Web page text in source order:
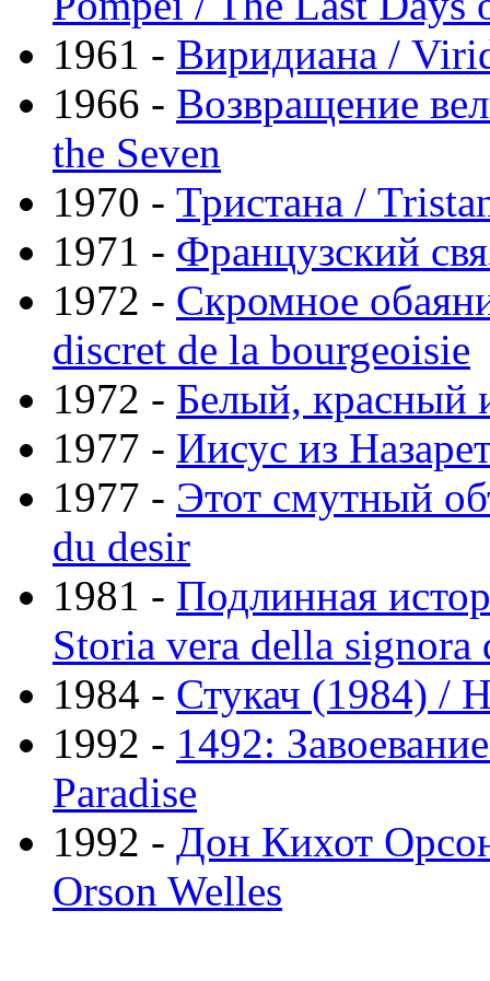
1961 - Виридиана /
1966 - Возвращение
the Seven
1970 - Тристана /
1971 - Французский
1972 - Скромное
discret de la bourgeoisie
1972 - Белый, красный
1977 - Иисус из
1977 - Этот смутный
du desir
1981 - Подлинная
Storia vera della signora
1984 - Стукач (1984) /
1992 - 1492:
Paradise
1992 - Дон Кихот
Orson Welles